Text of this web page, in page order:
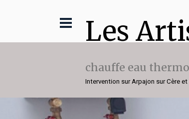
Les
chauffe eau
Intervention sur Arpajon sur Cère et